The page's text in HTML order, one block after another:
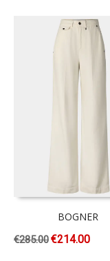
BOGNER
€285.00€214.00